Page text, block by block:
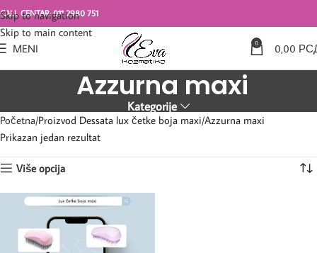
Skip to navigation
Skip to main content
CALL CENTAR: 011 2980 751
MENI 0 0,00
Azzurna maxi
Kategorije
Početna Proizvod Dessata lux četke boja maxi Azzurna maxi
Prikazan jedan rezultat
Više opcija